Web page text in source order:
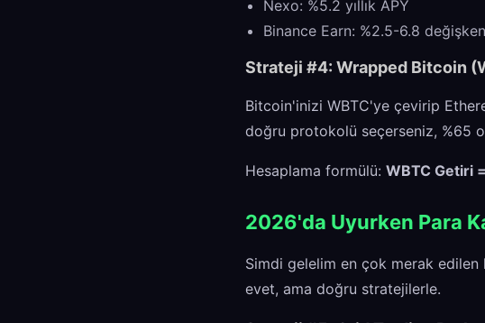
Nexo: %5.2 yıllık APY
Binance Earn: %2.5-6.8
Strateji #4: Wrapped Bitcoin
Bitcoin'inizi WBTC'ye çevirip
doğru protokolü seçerseniz, %65
Hesaplama formülü: WBTC Getiri
2026'da Uyurken Para
Simdi gelelim en çok merak
evet, ama doğru stratejilerle.